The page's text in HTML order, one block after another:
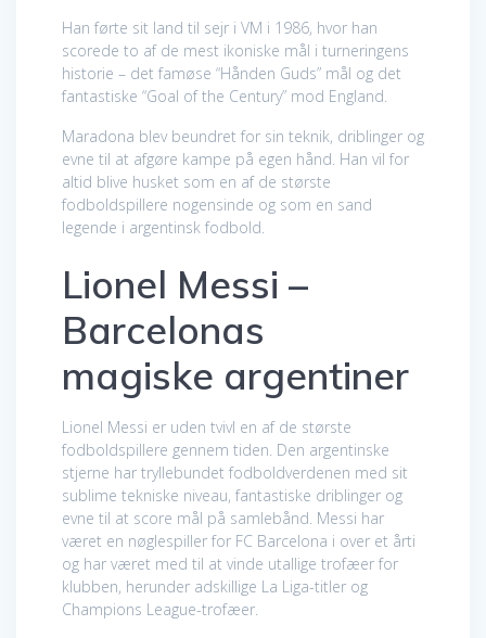
Han førte sit land til sejr i VM i 1986, hvor han
scorede to af de mest ikoniske mål i turneringens
historie – det famøse “Hånden Guds” mål og det
fantastiske “Goal of the Century” mod England.
Maradona blev beundret for sin teknik, driblinger og
evne til at afgøre kampe på egen hånd. Han vil for
altid blive husket som en af de største
fodboldspillere nogensinde og som en sand
legende i argentinsk fodbold.
Lionel Messi –
Barcelonas
magiske argentiner
Lionel Messi er uden tvivl en af de største
fodboldspillere gennem tiden. Den argentinske
stjerne har tryllebundet fodboldverdenen med sit
sublime tekniske niveau, fantastiske driblinger og
evne til at score mål på samlebånd. Messi har
været en nøglespiller for FC Barcelona i over et årti
og har været med til at vinde utallige trofæer for
klubben, herunder adskillige La Liga-titler og
Champions League-trofæer.